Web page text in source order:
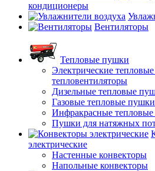
кондиционеры
Вентиляторы
Тепловые пушки
Электрические
тепловентиляторы
Дизельные тепловые
Газовые тепловые пушки
Инфракрасные
Пушки для натяжных
электрические
Настенные конвекторы
Напольные конвекторы